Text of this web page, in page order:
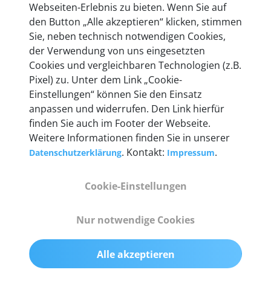
Technische Details &
Lieferumfang
Abmessungen
55 mm x 25 mm x 12 mm
komplette 16 Pin-Konfiguration mit Multiplexern
für alle Pin-Belegungen
Webseiten-Erlebnis zu bieten. Wenn Sie auf
den Button „Alle akzeptieren“ klicken, stimmen
Sie, neben technisch notwendigen Cookies,
der Verwendung von uns eingesetzten
Cookies und vergleichbaren Technologien (z.B.
Pixel) zu. Unter dem Link „Cookie-
Einstellungen“ können Sie den Einsatz
anpassen und widerrufen. Den Link hierfür
finden Sie auch im Footer der Webseite.
Weitere Informationen finden Sie in unserer
Datenschutzerklärung. Kontakt: Impressum.
Cookie-Einstellungen
Nur notwendige Cookies
Alle akzeptieren